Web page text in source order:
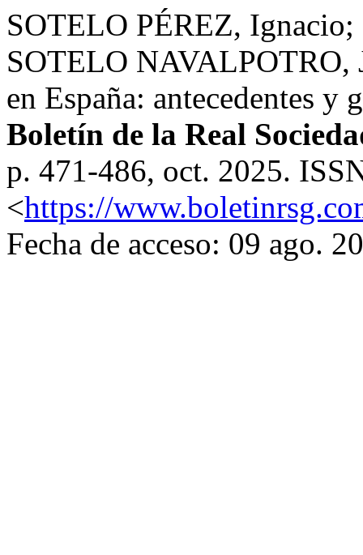
SOTELO PÉREZ,
SOTELO NAVALPOTRO,
en España: antecedentes y
Boletín de la Real
p. 471-486, oct. 2025.
<https://
Fecha de acceso: 09 ago.